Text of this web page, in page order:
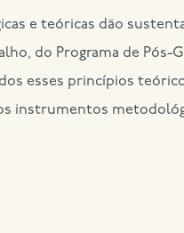
e teóricas dão
do Programa de Pós-
esses princípios
instrumentos